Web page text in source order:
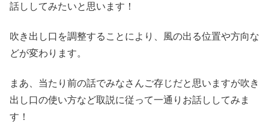
話ししてみたいと思います！
吹き出し口を調整することにより、風の出る位置や方向な
どが変わります。
まあ、当たり前の話でみなさんご存じだと思いますが吹き
出し口の使い方など取説に従って一通りお話ししてみま
す！